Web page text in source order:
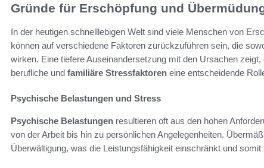
Gründe für Erschöpfung und
In der heutigen schnelllebigen Welt sind viele Menschen von
können auf verschiedene Faktoren zurückzuführen sein, die
wirken. Eine tiefere Auseinandersetzung mit den Ursachen zeigt,
berufliche und familiäre Stressfaktoren eine entscheidende
Psychische Belastungen und Stress
Psychische Belastungen resultieren oft aus den hohen
von der Arbeit bis hin zu persönlichen Angelegenheiten.
Überwältigung, was die Leistungsfähigkeit einschränkt und